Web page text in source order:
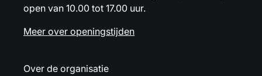
open van 10.00 tot 17.00 uur.
Meer over openingstijden
Over de organisatie